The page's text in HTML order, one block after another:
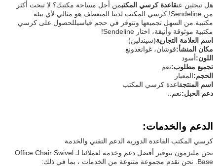
هل تبحثين عنقاعدة كرسي المكتبمن أجل مساحة مكتبك؟ لا تبحث أكثر
من Sendeline! كرسي المكتب لدينا المنعطف هو مثالي لأي بيئة
مكتبية.من السهل تجميعها وتتوفر في حجم قياسيللحصول على كرسي
مكتبية موثوقة وأنيقة، اختار Sendeline!
اسم العلامة التجارية(سيندلين)
مكان المنشأ:فوشان، غوانغدونغ
اللون:أسود
تجميع مطلوب:نعم..
الحجم:المعيار
اسم المنتجقاعدة كرسي المكتب
دعم الحبل:نعم..
الدعم والخدمات:
كرسي المكتب القاعدة الدورية الدعم التقني والخدمة
نحن ملتزمون بتوفير أفضل دعم وخدمة لعملائنا لـ Office Chair Swivel
Base. نحن نقدم مجموعة متنوعة من الخدمات ، بما في ذلك: